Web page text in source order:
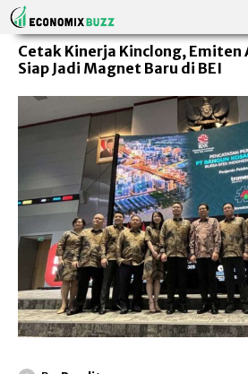
Cetak Kinerja Kinclong, Emiten
Siap Jadi Magnet Baru di BEI